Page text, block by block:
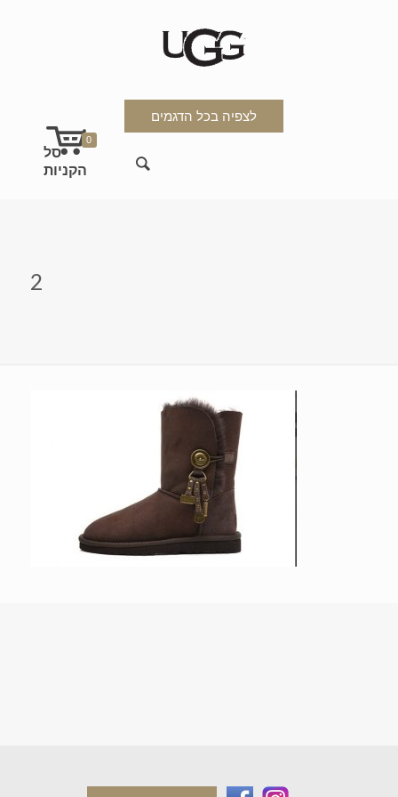
לצפיה בכל הדגמים
0
2